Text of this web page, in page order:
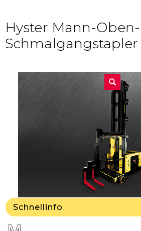
Hyster Mann-Oben-
Schmalgangstapler
Schnellinfo